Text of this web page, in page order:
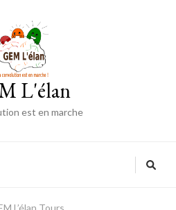
L'élan
est en marche
L’élan Tours